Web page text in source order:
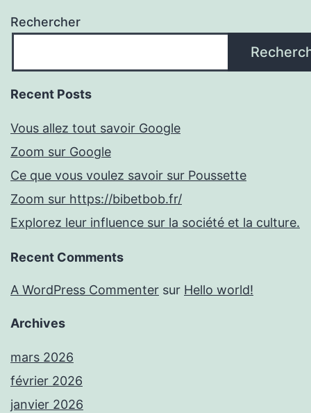
Rechercher
Recent Posts
Vous allez tout savoir Google
Zoom sur Google
Ce que vous voulez savoir sur Poussette
Zoom sur https://bibetbob.fr/
Explorez leur influence sur la société et la culture.
Recent Comments
A WordPress Commenter sur Hello world!
Archives
mars 2026
février 2026
janvier 2026